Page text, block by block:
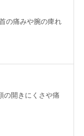
の痛みや腕の痺れ
の開きにくさや痛